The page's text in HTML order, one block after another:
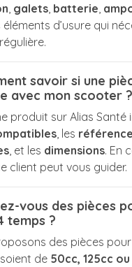
, galets, batterie,
d’usure qui
savoir si une
avec mon scooter ?
produit sur Alias Santé
, les
, et les dimensions. En
client peut vous guider.
vous des pièces
temps ?
des pièces pour
soient de 50cc, 125cc